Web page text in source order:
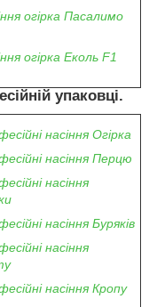
огірка Пасалимо
огірка Еколь F1
упаковці.
насіння Огірка
насіння Перцю
насіння
насіння Буряків
насіння
насіння Кропу